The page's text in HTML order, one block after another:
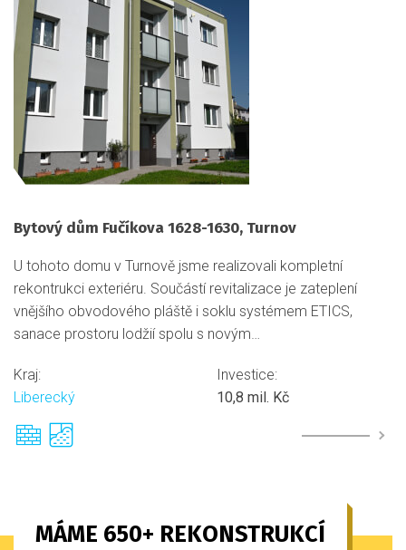
Bytový dům Fučíkova 1628-1630, Turnov
U tohoto domu v Turnově jsme realizovali kompletní
rekontrukci exteriéru. Součástí revitalizace je zateplení
vnějšího obvodového pláště i soklu systémem ETICS,
sanace prostoru lodžií spolu s novým…
Kraj:
Liberecký
Investice:
10,8 mil. Kč
MÁME 650+ REKONSTRUKCÍ